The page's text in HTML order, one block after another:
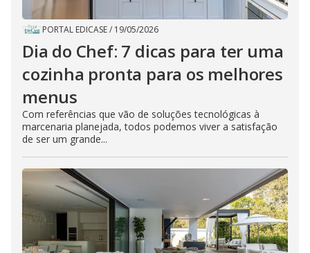
PORTAL EDICASE/ 19/05/2026
Dia do Chef: 7 dicas para ter uma
cozinha pronta para os melhores
menus
Com referências que vão de soluções tecnológicas à
marcenaria planejada, todos podemos viver a satisfação
de ser um grande...